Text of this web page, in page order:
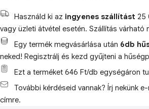
Használd ki az ingyenes szállítást 25
vagy üzleti átvétel esetén. Szállítás várható
Egy termék megvásárlása után 6db
neked! Regisztrálj és kezd gyűjteni a
Ezt a terméket 646 Ft/db egységáron
További kérdéseid vannak? Írj nekünk
címre.